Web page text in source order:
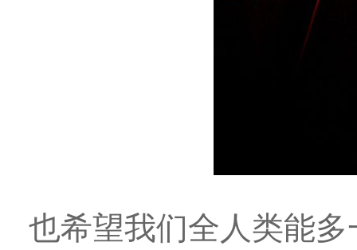
也希望我们全人类能